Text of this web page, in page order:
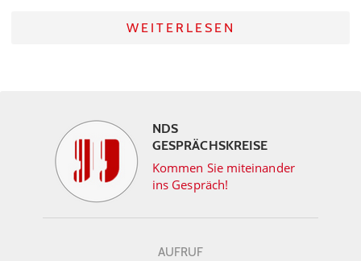
WEITERLESEN
NDS
GESPRÄCHSKREISE
Kommen Sie miteinander
ins Gespräch!
AUFRUF